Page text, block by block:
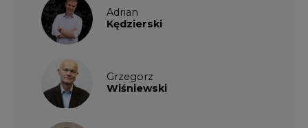
Adrian
Kędzierski
Grzegorz
Wiśniewski